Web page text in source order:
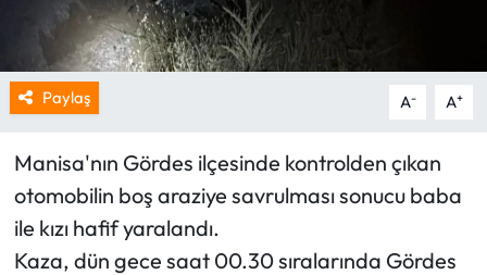
Paylaş A- A+
Manisa'nın Gördes ilçesinde kontrolden çıkan
otomobilin boş araziye savrulması sonucu baba
ile kızı hafif yaralandı.
Kaza, dün gece saat 00.30 sıralarında Gördes